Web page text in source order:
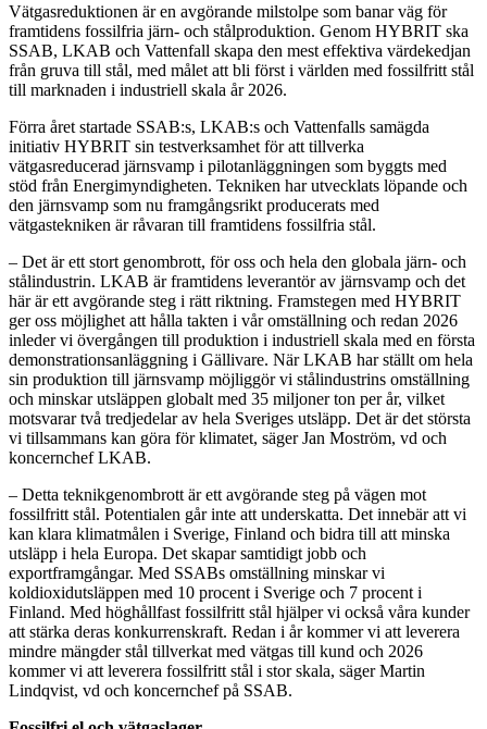
Vätgasreduktionen är en avgörande milstolpe som banar väg för
framtidens fossilfria järn- och stålproduktion. Genom HYBRIT ska
SSAB, LKAB och Vattenfall skapa den mest effektiva värdekedjan
från gruva till stål, med målet att bli först i världen med fossilfritt stål
till marknaden i industriell skala år 2026.
Förra året startade SSAB:s, LKAB:s och Vattenfalls samägda
initiativ HYBRIT sin testverksamhet för att tillverka
vätgasreducerad järnsvamp i pilotanläggningen som byggts med
stöd från Energimyndigheten. Tekniken har utvecklats löpande och
den järnsvamp som nu framgångsrikt producerats med
vätgastekniken är råvaran till framtidens fossilfria stål.
– Det är ett stort genombrott, för oss och hela den globala järn- och
stålindustrin. LKAB är framtidens leverantör av järnsvamp och det
här är ett avgörande steg i rätt riktning. Framstegen med HYBRIT
ger oss möjlighet att hålla takten i vår omställning och redan 2026
inleder vi övergången till produktion i industriell skala med en första
demonstrationsanläggning i Gällivare. När LKAB har ställt om hela
sin produktion till järnsvamp möjliggör vi stålindustrins omställning
och minskar utsläppen globalt med 35 miljoner ton per år, vilket
motsvarar två tredjedelar av hela Sveriges utsläpp. Det är det största
vi tillsammans kan göra för klimatet, säger Jan Moström, vd och
koncernchef LKAB.
– Detta teknikgenombrott är ett avgörande steg på vägen mot
fossilfritt stål. Potentialen går inte att underskatta. Det innebär att vi
kan klara klimatmålen i Sverige, Finland och bidra till att minska
utsläpp i hela Europa. Det skapar samtidigt jobb och
exportframgångar. Med SSABs omställning minskar vi
koldioxidutsläppen med 10 procent i Sverige och 7 procent i
Finland. Med höghållfast fossilfritt stål hjälper vi också våra kunder
att stärka deras konkurrenskraft. Redan i år kommer vi att leverera
mindre mängder stål tillverkat med vätgas till kund och 2026
kommer vi att leverera fossilfritt stål i stor skala, säger Martin
Lindqvist, vd och koncernchef på SSAB.